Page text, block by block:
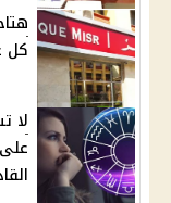
كل